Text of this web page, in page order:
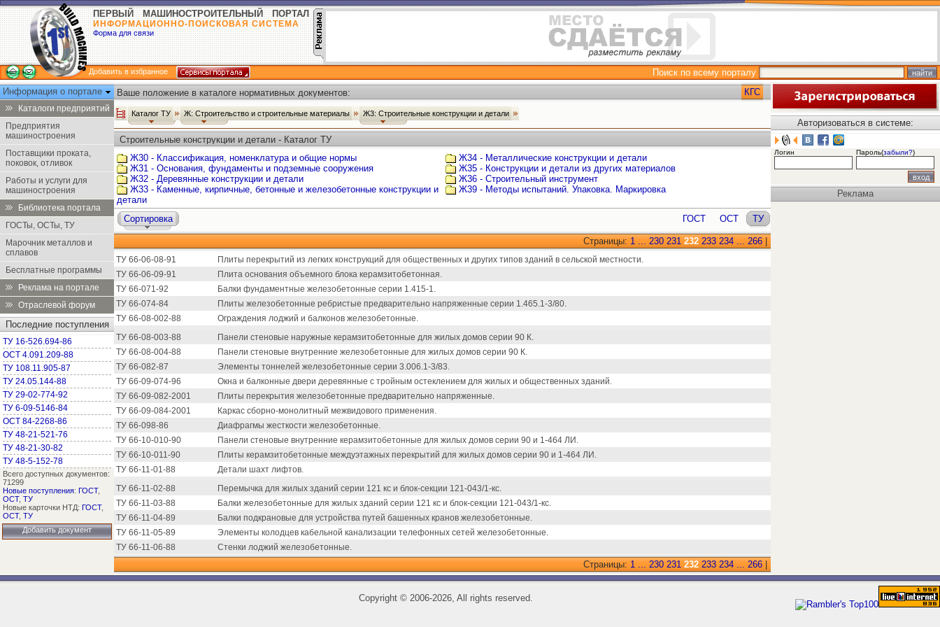
ПЕРВЫЙ МАШИНОСТРОИТЕЛЬНЫЙ ПОРТАЛ
ИНФОРМАЦИОННО-ПОИСКОВАЯ СИСТЕМА
Форма для связи
Добавить в избранное
Поиск по всему порталу
Информация о портале
Каталоги предприятий
Предприятия
машиностроения
Поставщики проката,
поковок, отливок
Работы и услуги для
машиностроения
Библиотека портала
ГОСТы, ОСТы, ТУ
Марочник металлов и
сплавов
Бесплатные программы
Реклама на портале
Отраслевой форум
Последние поступления
ТУ 16-526.694-86
ОСТ 4.091.209-88
ТУ 108.11.905-87
ТУ 24.05.144-88
ТУ 29-02-774-92
ТУ 6-09-5146-84
ОСТ 84-2268-86
ТУ 48-21-521-76
ТУ 48-21-30-82
ТУ 48-5-152-78
Всего доступных документов:
71299
Новые поступления: ГОСТ,
ОСТ, ТУ
Новые карточки НТД: ГОСТ,
ОСТ, ТУ
Добавить документ
Ваше положение в каталоге нормативных документов: КГС
Каталог ТУ Ж: Строительство и строительные материалы Ж3: Строительные конструкции и детали
Строительные конструкции и детали - Каталог ТУ
Ж30 - Классификация, номенклатура и общие нормы
Ж31 - Основания, фундаменты и подземные сооружения
Ж32 - Деревянные конструкции и детали
Ж33 - Каменные, кирпичные, бетонные и железобетонные конструкции и
детали
Ж34 - Металлические конструкции и детали
Ж35 - Конструкции и детали из других материалов
Ж36 - Строительный инструмент
Ж39 - Методы испытаний. Упаковка. Маркировка
Сортировка ГОСТ ОСТ ТУ
Страницы: 1 ... 230 231 232 233 234 ... 266
ТУ 66-06-08-91
Плиты перекрытий из легких конструкций для общественных и других типов зданий в сельской местности.
ТУ 66-06-09-91
Плита основания объемного блока керамзитобетонная.
ТУ 66-071-92
Балки фундаментные железобетонные серии 1.415-1.
ТУ 66-074-84
Плиты железобетонные ребристые предварительно напряженные серии 1.465.1-3/80.
ТУ 66-08-002-88
Ограждения лоджий и балконов железобетонные.
ТУ 66-08-003-88
Панели стеновые наружные керамзитобетонные для жилых домов серии 90 К.
ТУ 66-08-004-88
Панели стеновые внутренние железобетонные для жилых домов серии 90 К.
ТУ 66-082-87
Элементы тоннелей железобетонные серии 3.006.1-3/83.
ТУ 66-09-074-96
Окна и балконные двери деревянные с тройным остеклением для жилых и общественных зданий.
ТУ 66-09-082-2001
Плиты перекрытия железобетонные предварительно напряженные.
ТУ 66-09-084-2001
Каркас сборно-монолитный межвидового применения.
ТУ 66-098-86
Диафрагмы жесткости железобетонные.
ТУ 66-10-010-90
Панели стеновые внутренние керамзитобетонные для жилых домов серии 90 и 1-464 ЛИ.
ТУ 66-10-011-90
Плиты керамзитобетонные междуэтажных перекрытий для жилых домов серии 90 и 1-464 ЛИ.
ТУ 66-11-01-88
Детали шахт лифтов.
ТУ 66-11-02-88
Перемычка для жилых зданий серии 121 кс и блок-секции 121-043/1-кс.
ТУ 66-11-03-88
Балки железобетонные для жилых зданий серии 121 кс и блок-секции 121-043/1-кс.
ТУ 66-11-04-89
Балки подкрановые для устройства путей башенных кранов железобетонные.
ТУ 66-11-05-89
Элементы колодцев кабельной канализации телефонных сетей железобетонные.
ТУ 66-11-06-88
Стенки лоджий железобетонные.
Страницы: 1 ... 230 231 232 233 234 ... 266
Авторизоваться в системе:
Логин Пароль(забыли?)
Реклама
Copyright ©2006-2026, All rights reserved.